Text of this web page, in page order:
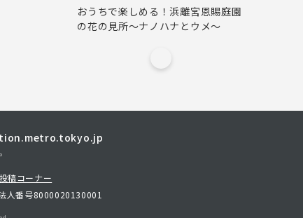
おうちで楽しめる！浜離宮恩賜庭園
の花の見所～ナノハナとウメ～
投稿コーナー
人番号8000020130001